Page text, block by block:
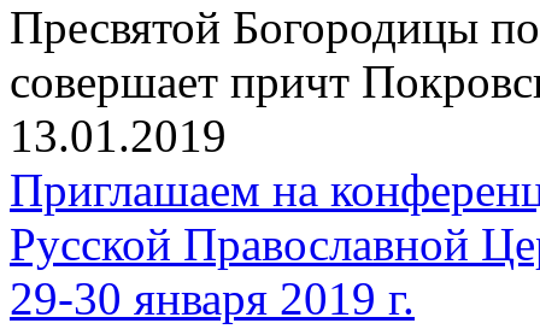
Пресвятой Богородицы
совершает причт
13.01.2019
Приглашаем на
Русской Православной
29-30 января 2019 г.